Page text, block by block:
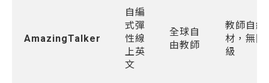
AmazingTalker
自編
式彈
性線
上英
文
全球自
由教師
教師自編
材，無固
級